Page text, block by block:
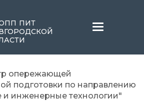
ПИТ
Меню
опережающей
подготовки по направлению
инженерные технологии"